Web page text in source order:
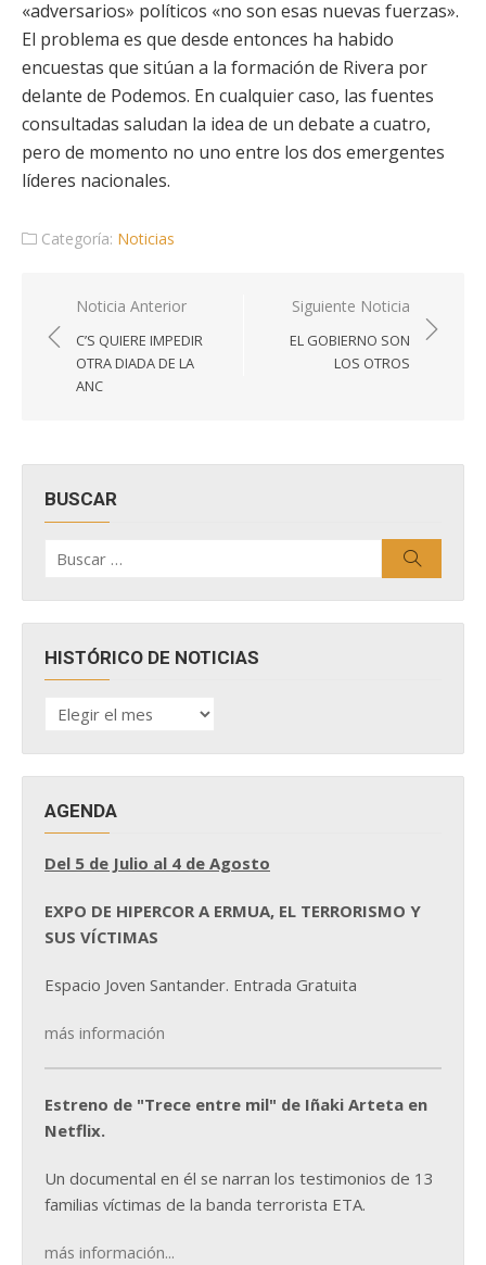
«adversarios» políticos «no son esas nuevas fuerzas».
El problema es que desde entonces ha habido
encuestas que sitúan a la formación de Rivera por
delante de Podemos. En cualquier caso, las fuentes
consultadas saludan la idea de un debate a cuatro,
pero de momento no uno entre los dos emergentes
líderes nacionales.
Categoría: Noticias
Navegación
de
entradas
Noticia Anterior
C’S QUIERE IMPEDIR
OTRA DIADA DE LA
ANC
Siguiente Noticia
EL GOBIERNO SON
LOS OTROS
BUSCAR
por:
HISTÓRICO DE NOTICIAS
HISTÓRICO
DE
AGENDA
Del 5 de Julio al 4 de Agosto
EXPO DE HIPERCOR A ERMUA, EL TERRORISMO Y
SUS VÍCTIMAS
Espacio Joven Santander. Entrada Gratuita
más información
Estreno de "Trece entre mil" de Iñaki Arteta en
Netflix.
Un documental en él se narran los testimonios de 13
familias víctimas de la banda terrorista ETA.
más información...